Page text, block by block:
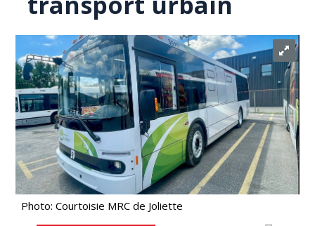
Photo: Courtoisie MRC de Joliette